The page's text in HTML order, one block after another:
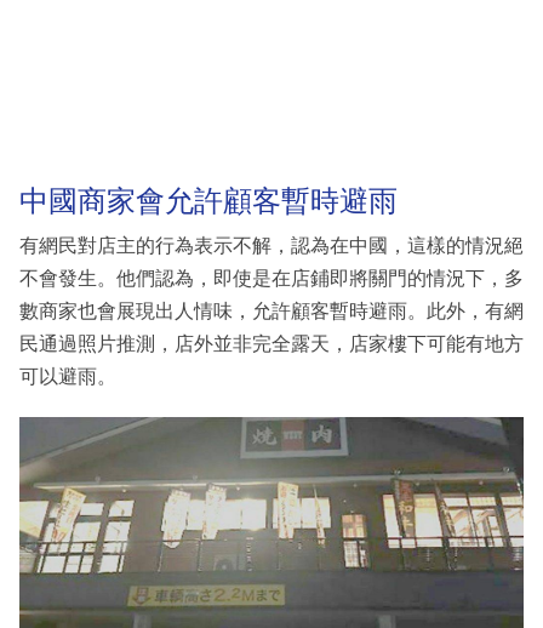
中國商家會允許顧客暫時避雨
有網民對店主的行為表示不解，認為在中國，這樣的情況絕
不會發生。他們認為，即使是在店鋪即將關門的情況下，多
數商家也會展現出人情味，允許顧客暫時避雨。此外，有網
民通過照片推測，店外並非完全露天，店家樓下可能有地方
可以避雨。